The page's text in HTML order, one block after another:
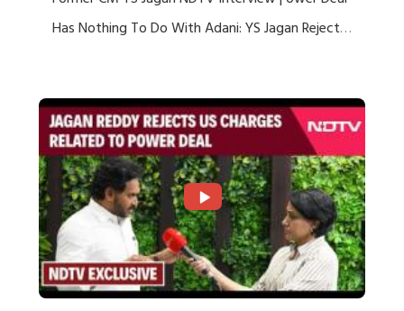
Has Nothing To Do With Adani: YS Jagan Rejects